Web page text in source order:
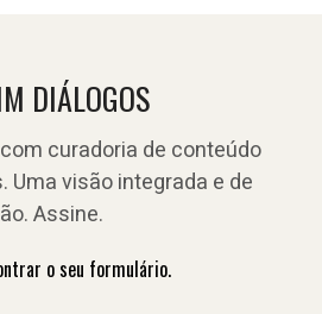
DIÁLOGOS
curadoria de conteúdo
Uma visão integrada e de
Assine.
o seu formulário.